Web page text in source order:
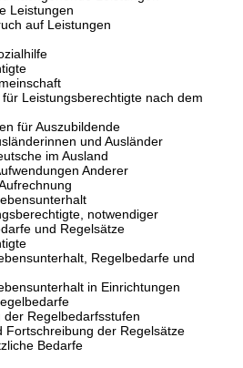
auf Leistungen
Leistungsberechtigte nach dem
für Auszubildende
und Ausländer
im Ausland
Anderer
notwendiger
und Regelsätze
Regelbedarfe und
in Einrichtungen
Regelbedarfsstufen
der Regelsätze
Bedarfe